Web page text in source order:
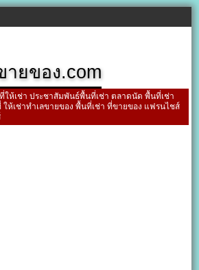
ายของ.com
ให้เช่า ประชาสัมพันธ์พื้นที่เช่า ตลาดนัด พื้นที่เช่า
ห้เช่าทำเลขายของ พื้นที่เช่า ที่ขายของ แฟรนไชส์